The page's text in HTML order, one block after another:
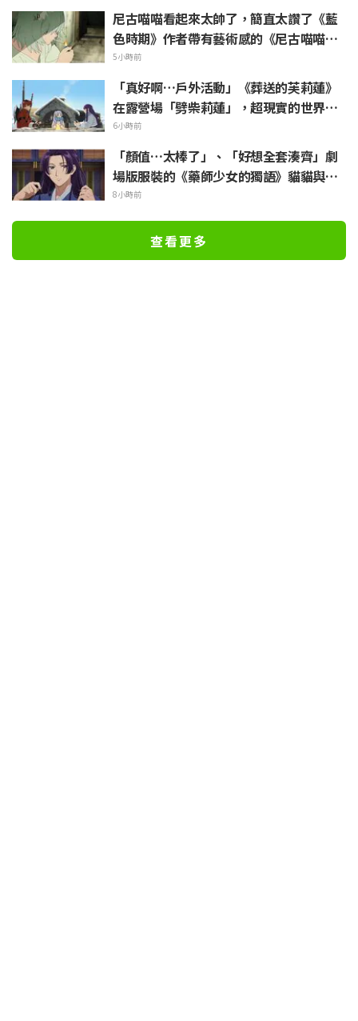
尼古喵喵看起來太帥了，簡直太讚了《藍
色時期》作者帶有藝術感的《尼古喵喵》
插畫引發「搞不好藝大真的會有人長這
樣」
5小時前
「真好啊…戶外活動」《葬送的芙莉蓮》
在露營場「劈柴莉蓮」，超現實的世界觀
引發「每天都很充實呢」的反響
6小時前
「顏值…太棒了」、「好想全套湊齊」劇
場版服裝的《藥師少女的獨語》貓貓與壬
氏化身精緻模型立體化
8小時前
查看更多